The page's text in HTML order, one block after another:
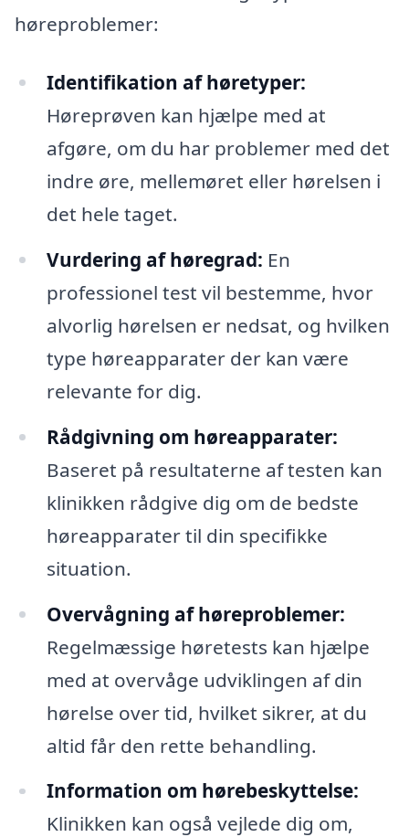
høreproblemer:
Identifikation af høretyper:
Høreprøven kan hjælpe med at
afgøre, om du har problemer med det
indre øre, mellemøret eller hørelsen i
det hele taget.
Vurdering af høregrad: En
professionel test vil bestemme, hvor
alvorlig hørelsen er nedsat, og hvilken
type høreapparater der kan være
relevante for dig.
Rådgivning om høreapparater:
Baseret på resultaterne af testen kan
klinikken rådgive dig om de bedste
høreapparater til din specifikke
situation.
Overvågning af høreproblemer:
Regelmæssige høretests kan hjælpe
med at overvåge udviklingen af din
hørelse over tid, hvilket sikrer, at du
altid får den rette behandling.
Information om hørebeskyttelse:
Klinikken kan også vejlede dig om,